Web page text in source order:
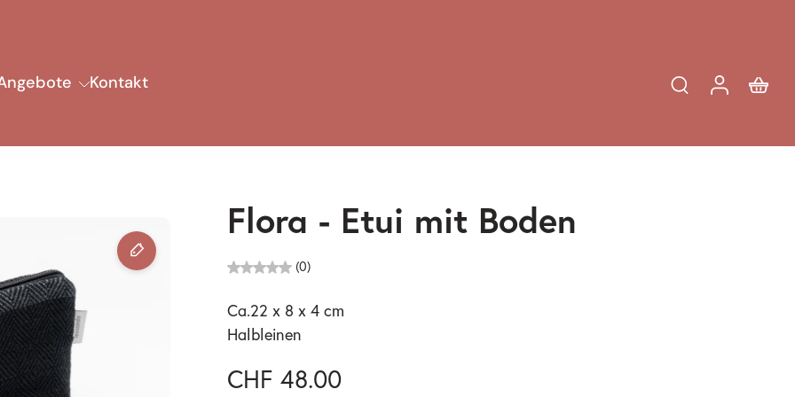
Kontakt
Flora - Etui mit Boden
(0)
Ca.22 x 8 x 4 cm
Halbleinen
CHF 48.00